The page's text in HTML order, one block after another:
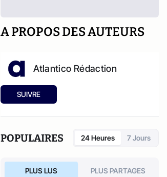
A PROPOS DES AUTEURS
Atlantico Rédaction
SUIVRE
POPULAIRES 24 Heures 7 Jours
PLUS LUS PLUS PARTAGES